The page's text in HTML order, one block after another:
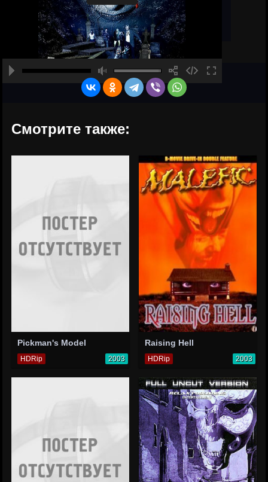
Смотрите также:
Pickman's Model
HDRip 2003
Raising Hell
HDRip 2003